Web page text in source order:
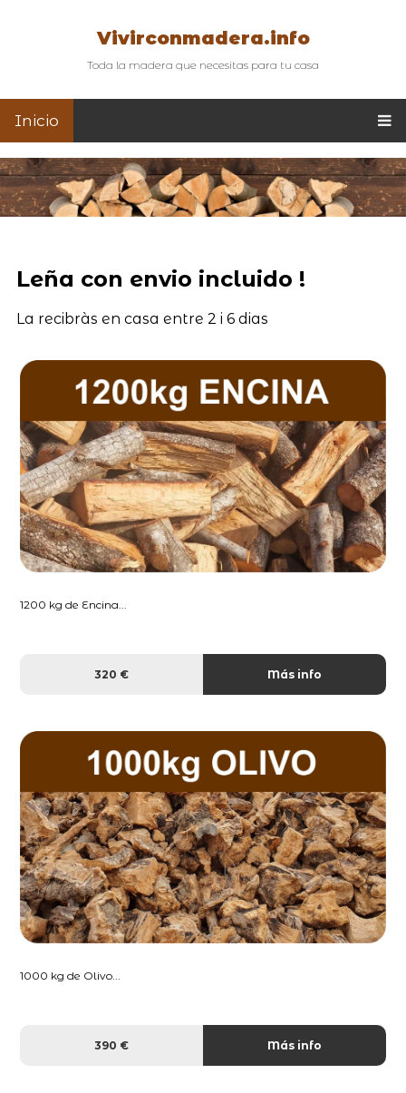
Vivirconmadera.info
Toda la madera que necesitas para tu casa
Inicio
Leña con envio incluido !
La recibràs en casa entre 2 i 6 dias
1200 kg de Encina...
320 € Más info
1000 kg de Olivo...
390 € Más info